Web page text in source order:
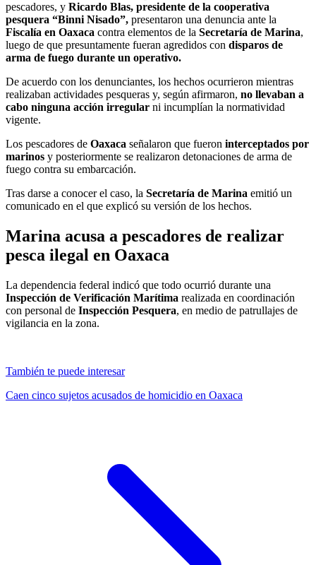
pescadores, y Ricardo Blas, presidente de la cooperativa
pesquera “Binni Nisado”, presentaron una denuncia ante la
Fiscalía en Oaxaca contra elementos de la Secretaría de Marina,
luego de que presuntamente fueran agredidos con disparos de
arma de fuego durante un operativo.
De acuerdo con los denunciantes, los hechos ocurrieron mientras
realizaban actividades pesqueras y, según afirmaron, no llevaban a
cabo ninguna acción irregular ni incumplían la normatividad
vigente.
Los pescadores de Oaxaca señalaron que fueron interceptados por
marinos y posteriormente se realizaron detonaciones de arma de
fuego contra su embarcación.
Tras darse a conocer el caso, la Secretaría de Marina emitió un
comunicado en el que explicó su versión de los hechos.
Marina acusa a pescadores de realizar
pesca ilegal en Oaxaca
La dependencia federal indicó que todo ocurrió durante una
Inspección de Verificación Marítima realizada en coordinación
con personal de Inspección Pesquera, en medio de patrullajes de
vigilancia en la zona.
También te puede interesar
Caen cinco sujetos acusados de homicidio en Oaxaca